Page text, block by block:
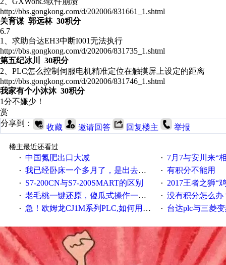
http://bbs.gongkong.com/d/202006/831661_1.shtml
关育谋 郭远林 30积分
6.7
1、求助台达EH3中断I001无法执行
http://bbs.gongkong.com/d/202006/831735_1.shtml
第五纪冰川 30积分
2、PLC怎么控制伺服电机精准定位在触摸屏上设定的距离
http://bbs.gongkong.com/d/202006/831746_1.shtml
我家有个小沐沐 30积分
1分不嫌少！
赏
分享到：
收藏 邀请回答 回复楼主 举报
楼主最近还看过
· 中国氮肥出口大减 · 7月7与安川来“
· 我已经卧床一个多月了，是出去安装机械手在高速遭遇车祸所致:大家工作都要特别注意啊 · 有积分不能用
· S7-200CN与S7-200SMART的区别 · 2017王者之狮“鸡”情签到
· 老毛桃一键还原，傻瓜式操作一键轻松备份还原；程序为向导式安装，一键即可实现自动备份或还原系统。 · 没有积分怎么办
· 急！欧姆龙CJ1M系列PLC,如何用时间控制变频器。要求时间在组态王中可以自由输入！拜托各位大神了！ · 台达plc与三菱